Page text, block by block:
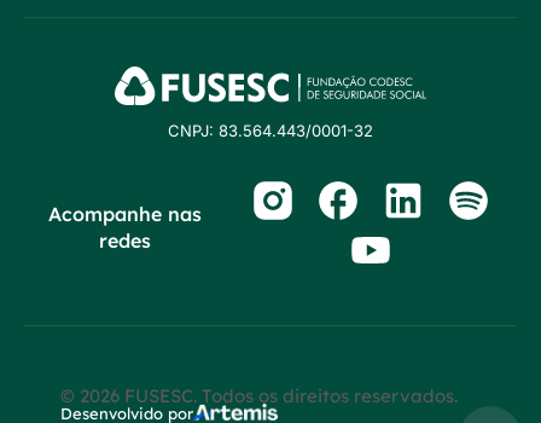
CNPJ: 83.564.443/0001-32
Acompanhe nas
redes
© 2026 FUSESC. Todos os direitos reservados.
Desenvolvido por